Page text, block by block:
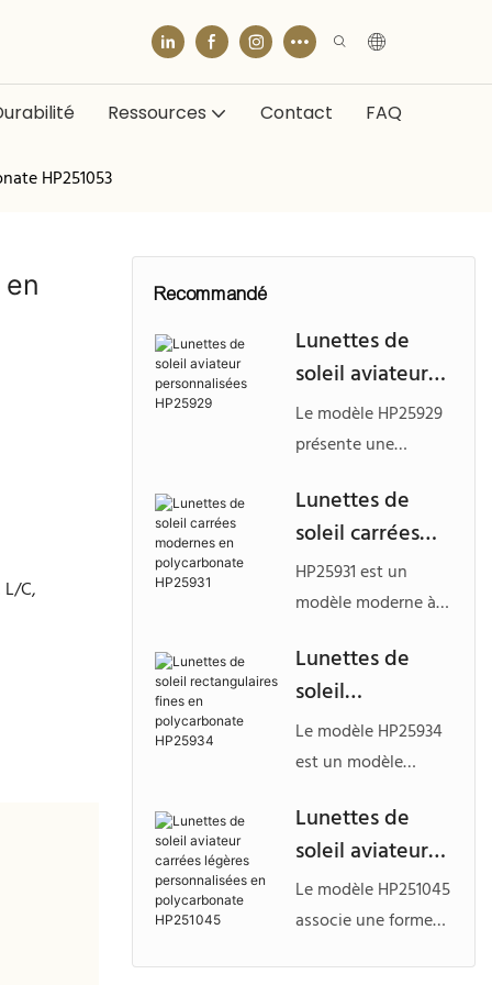
Ressources Contact FAQ
HP251053
C,
Recommandé
Lunettes de
soleil aviateur
personnalisées
HP25929
Le modèle HP25929
présente une
inspirée des lunettes
d'aviateur, fabriquée
en polycarbonate
durable, conçue
cherchant à
développer des
lunettes de soleil
personnalisées en
se démarquent par
leur forte identité de
mode.
Lunettes de
soleil carrées
modernes en
polycarbonate
HP25931 est un
modèle moderne à
fabriqué en
polycarbonate léger,
idéal pour les
marques
lunettes en
polycarbonate
personnalisées avec
un style épuré et
Lunettes de
soleil
rectangulaires
fines en
HP25934
Le modèle HP25934
est un modèle
élégant et
minimaliste fabriqué
en polycarbonate
léger, idéal pour les
Lunettes de
soleil aviateur
carrées légères
personnalisées
Le modèle HP251045
associe une forme